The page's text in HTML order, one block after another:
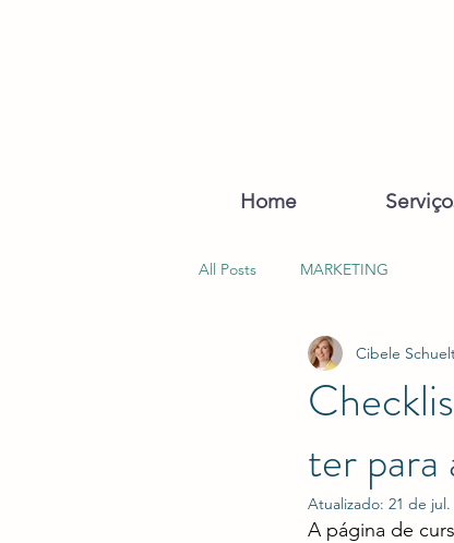
Home
All Posts MARKETING
ter
Cibele
Atualizado: 21 de
A página de